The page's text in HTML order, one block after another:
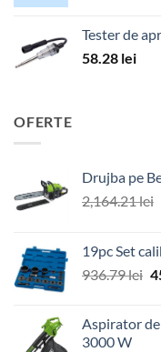
Tester de
58.28 lei
OFERTE
Drujba pe
2,164.21lei
19pc Set
936.79lei
Aspirator
3000 W